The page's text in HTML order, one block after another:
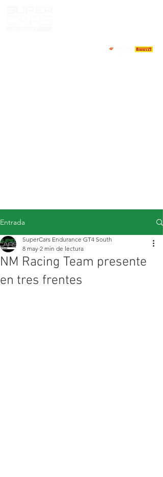
Entrada
NM Racing Team presente
en tres frentes
SuperCars Endurance GT4 South
8 may 2 min de lectura